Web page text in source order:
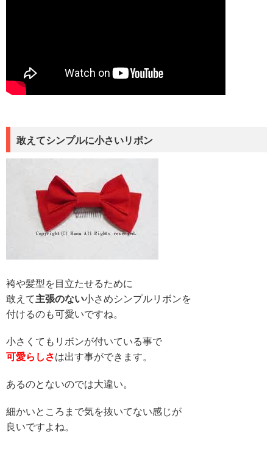
敢えてシンプルに小さいリボン
袴や髪型を目立たせるために
敢えて主張のない小さめシンプルリボンを
付けるのも可愛いですね。
小さくてもリボンが付いている事で
可愛らしさは出す事ができます。
あるのとないのでは大違い。
細かいところまで気を抜いてない感じが
良いですよね。